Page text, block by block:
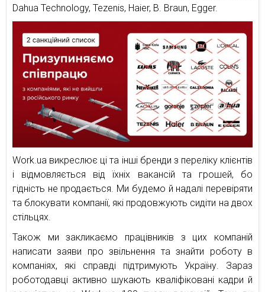
Dahua Technology, Tezenis, Haier, B. Braun, Egger.
Work.ua викреслює ці та інші бренди з переліку клієнтів
і відмовляється від їхніх вакансій та грошей, бо
гідність не продається. Ми будемо й надалі перевіряти
та блокувати компанії, які продовжують сидіти на двох
стільцях.
Також ми закликаємо працівників з цих компаній
написати заяви про звільнення та знайти роботу в
компаніях, які справді підтримують Україну. Зараз
роботодавці активно шукають кваліфіковані кадри й